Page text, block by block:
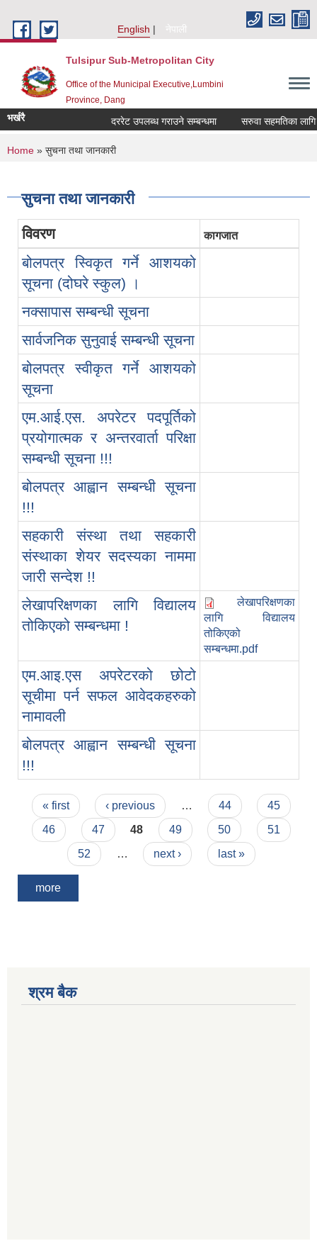
English
नेपाली
Tulsipur Sub-Metropolitan City
Office of the Municipal Executive,Lumbini
Province, Dang
भर्खरै दररेट उपलब्ध गराउने सम्बन्धमा सरुवा सहमतिका लागि
You are here
Home » सुचना तथा जानकारी
सुचना तथा जानकारी
विवरण कागजात
बोलपत्र स्विकृत गर्ने आशयको
सूचना (दोघरे स्कुल) ।
नक्सापास सम्बन्धी सूचना
सार्वजनिक सुनुवाई सम्बन्धी सूचना
बोलपत्र स्वीकृत गर्ने आशयको
सूचना
एम.आई.एस. अपरेटर पदपूर्तिको
प्रयोगात्मक र अन्तरवार्ता परिक्षा
सम्बन्धी सूचना !!!
बोलपत्र आह्वान सम्बन्धी सूचना
!!!
सहकारी संस्था तथा सहकारी
संस्थाका शेयर सदस्यका नाममा
जारी सन्देश !!
लेखापरिक्षणका लागि विद्यालय
तोकिएको सम्बन्धमा !
लेखापरिक्षणका
लागि विद्यालय
तोकिएको
सम्बन्धमा.pdf
एम.आइ.एस अपरेटरको छोटो
सूचीमा पर्न सफल आवेदकहरुको
नामावली
बोलपत्र आह्वान सम्बन्धी सूचना
!!!
Pages
« first ‹ previous … 44
45
46
47 48 49 50
51
52
… next › last »
more
श्रम बैक